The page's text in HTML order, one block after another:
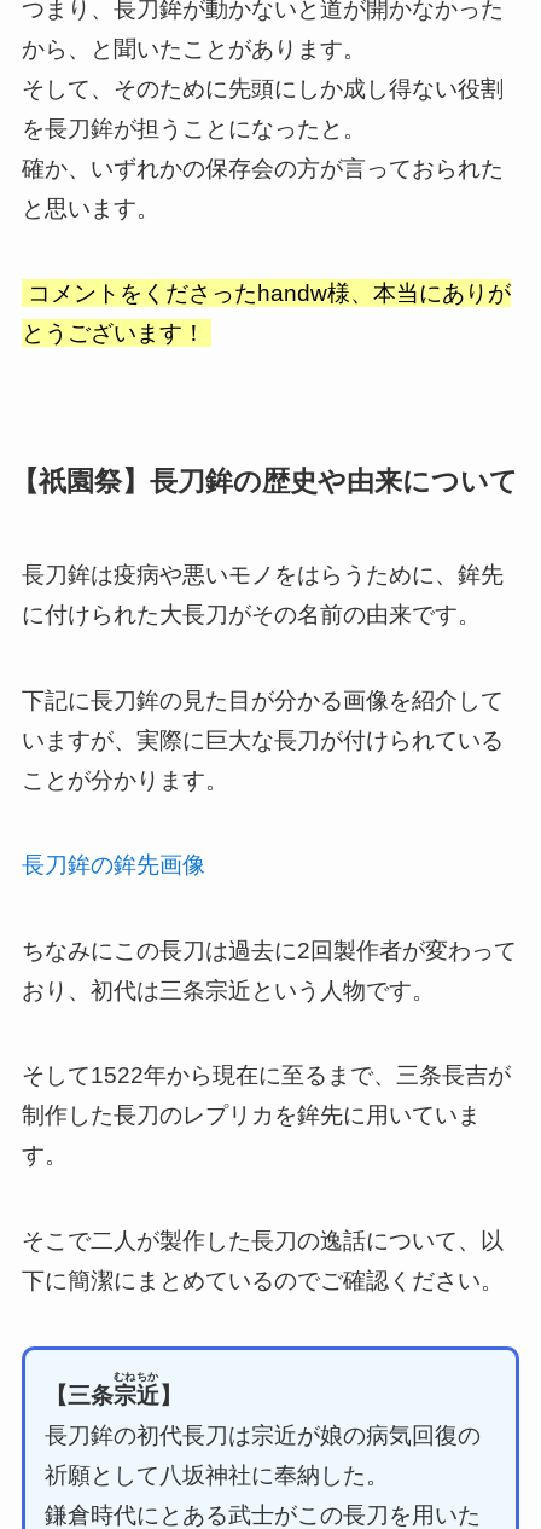
つまり、長刀鉾が動かないと道が開かなかった
から、と聞いたことがあります。
そして、そのために先頭にしか成し得ない役割
を長刀鉾が担うことになったと。
確か、いずれかの保存会の方が言っておられた
と思います。
コメントをくださったhandw様、本当にありが
とうございます！
【祇園祭】長刀鉾の歴史や由来について
長刀鉾は疫病や悪いモノをはらうために、鉾先
に付けられた大長刀がその名前の由来です。
下記に長刀鉾の見た目が分かる画像を紹介して
いますが、実際に巨大な長刀が付けられている
ことが分かります。
長刀鉾の鉾先画像
ちなみにこの長刀は過去に2回製作者が変わって
おり、初代は三条宗近という人物です。
そして1522年から現在に至るまで、三条長吉が
制作した長刀のレプリカを鉾先に用いていま
す。
そこで二人が製作した長刀の逸話について、以
下に簡潔にまとめているのでご確認ください。
【三条宗近
むねちか
】
長刀鉾の初代長刀は宗近が娘の病気回復の
祈願として八坂神社に奉納した。
鎌倉時代にとある武士がこの長刀を用いた